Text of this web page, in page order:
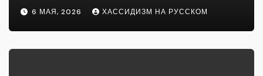
6 МАЯ, 2026 ХАССИДИЗМ НА РУССКОМ